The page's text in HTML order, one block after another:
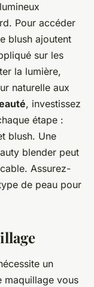
Pour accéder
blush ajoutent
sur les
la lumière,
naturelle aux
, investissez
étape :
blush. Une
blender peut
Assurez-
de peau pour
un
maquillage vous